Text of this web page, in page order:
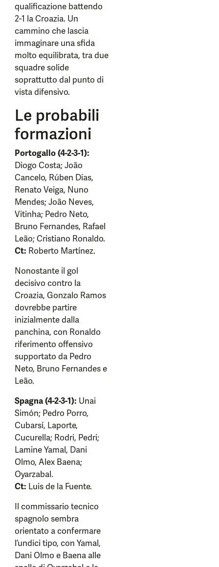
qualificazione battendo
2-1 la Croazia. Un
cammino che lascia
immaginare una sfida
molto equilibrata, tra due
squadre solide
soprattutto dal punto di
vista difensivo.
Le probabili
formazioni
Portogallo (4-2-3-1):
Diogo Costa; João
Cancelo, Rúben Dias,
Renato Veiga, Nuno
Mendes; João Neves,
Vitinha; Pedro Neto,
Bruno Fernandes, Rafael
Leão; Cristiano Ronaldo.
Ct: Roberto Martínez.
Nonostante il gol
decisivo contro la
Croazia, Gonzalo Ramos
dovrebbe partire
inizialmente dalla
panchina, con Ronaldo
riferimento offensivo
supportato da Pedro
Neto, Bruno Fernandes e
Leão.
Spagna (4-2-3-1): Unai
Simón; Pedro Porro,
Cubarsí, Laporte,
Cucurella; Rodri, Pedri;
Lamine Yamal, Dani
Olmo, Alex Baena;
Oyarzabal.
Ct: Luis de la Fuente.
Il commissario tecnico
spagnolo sembra
orientato a confermare
l’undici tipo, con Yamal,
Dani Olmo e Baena alle